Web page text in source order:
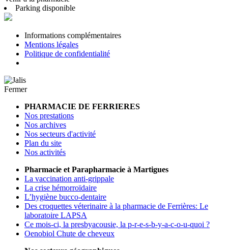
Parking disponible
Informations complémentaires
Mentions légales
Politique de confidentialité
Fermer
PHARMACIE DE FERRIERES
Nos prestations
Nos archives
Nos secteurs d'activité
Plan du site
Nos activités
Pharmacie et Parapharmacie à Martigues
La vaccination anti-grippale
La crise hémorroïdaire
L’hygiène bucco-dentaire
Des croquettes véterinaire à la pharmacie de Ferrières: Le
laboratoire LAPSA
Ce mois-ci, la presbyacousie, la p-r-e-s-b-y-a-c-o-u-quoi ?
Oenobiol Chute de cheveux